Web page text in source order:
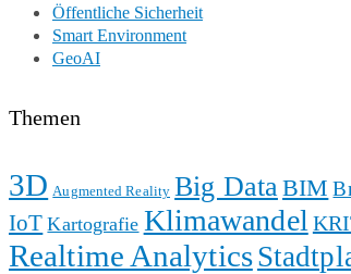
Öffentliche Sicherheit
Smart Environment
GeoAI
Themen
3D Augmented Reality Big Data BIM
IoT Kartografie Klimawandel
Realtime Analytics